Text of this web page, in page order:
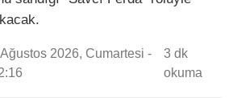
2026, Cumartesi -
3 dk
okuma